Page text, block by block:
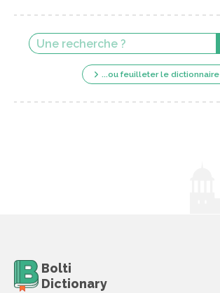
...ou feuilleter le dictionnaire
Bolti
Dictionary